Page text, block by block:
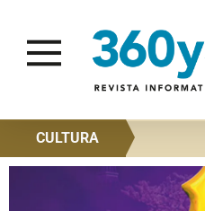
CULTURA